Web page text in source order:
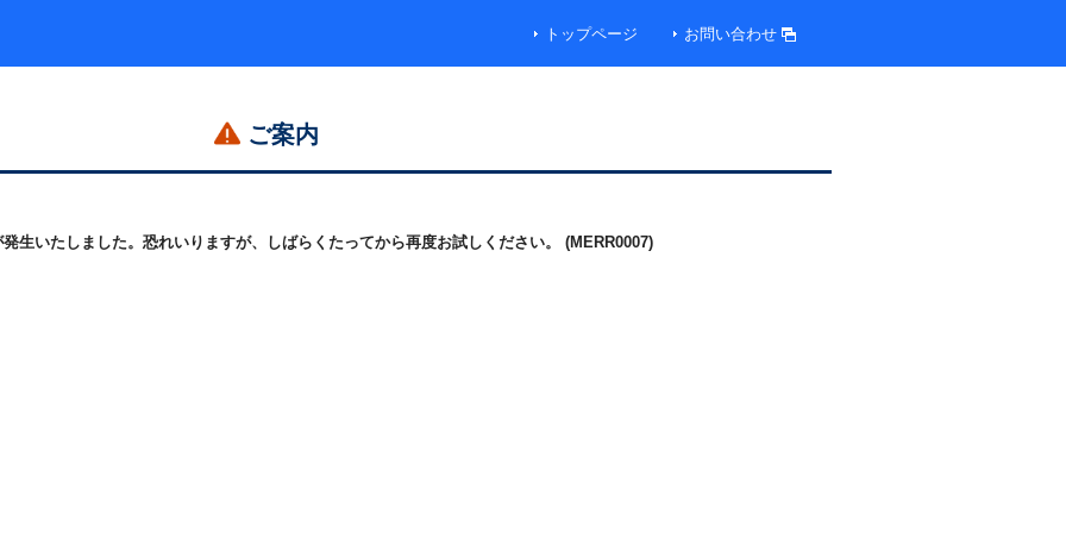
トップページ お問い合わせ
ご案内
生いたしました。恐れいりますが、しばらくたってから再度お試しください。 (MERR0007)